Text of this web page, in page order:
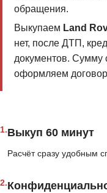
обращения.
Выкупаем Land
нет, после ДТП,
документов. Сумму
оформляем
1.Выкуп 60 минут
Расчёт сразу удобным
2.